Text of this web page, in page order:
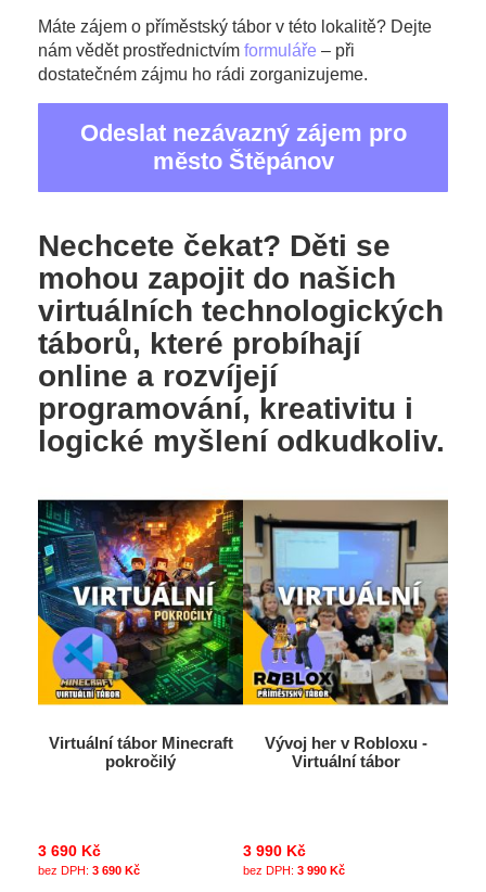
Máte zájem o příměstský tábor v této lokalitě? Dejte
nám vědět prostřednictvím formuláře – při
dostatečném zájmu ho rádi zorganizujeme.
Odeslat nezávazný zájem pro
město Štěpánov
Nechcete čekat? Děti se
mohou zapojit do našich
virtuálních technologických
táborů, které probíhají
online a rozvíjejí
programování, kreativitu i
logické myšlení odkudkoliv.
Virtuální tábor Minecraft
pokročilý
3 690 Kč
3 690 Kč
Vývoj her v Robloxu -
Virtuální tábor
3 990 Kč
3 990 Kč